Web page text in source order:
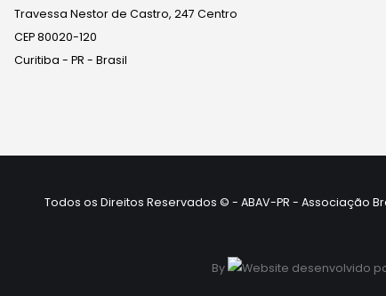
Travessa Nestor de Castro, 247 Centro
CEP 80020-120
Curitiba - PR - Brasil
Todos os Direitos Reservados © - ABAV-PR - Associação
By